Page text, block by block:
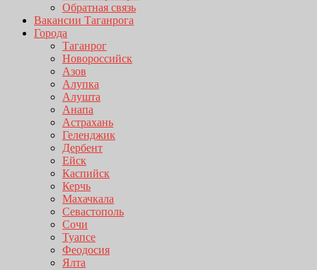
Обратная связь
Вакансии Таганрога
Города
Таганрог
Новороссийск
Азов
Алупка
Алушта
Анапа
Астрахань
Геленджик
Дербент
Ейск
Каспийск
Керчь
Махачкала
Севастополь
Сочи
Туапсе
Феодосия
Ялта